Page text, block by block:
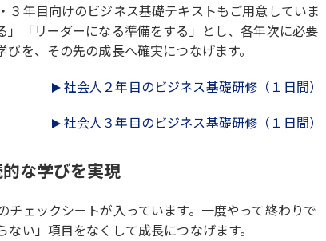
年目向けのビジネス基礎テキストもご用意していま
「リーダーになる準備をする」とし、各年次に必要
を、その先の成長へ確実につなげます。
社会人２年目のビジネス基礎研修（１日間）
社会人３年目のビジネス基礎研修（１日間）
な学びを実現
チェックシートが入っています。一度やって終わりで
い」項目をなくして成長につなげます。